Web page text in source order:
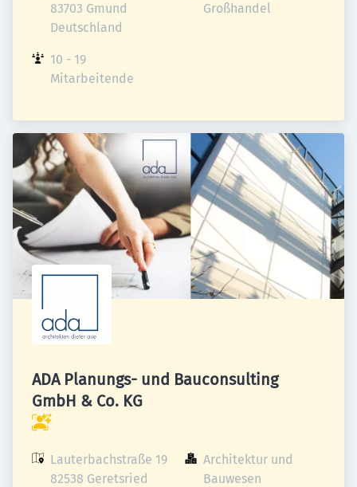
83703 Gmund
Deutschland
Großhandel
10 - 19
Mitarbeitende
ADA Planungs- und Bauconsulting
GmbH & Co. KG
Lauterbachstraße 19
82538 Geretsried
Architektur und
Bauwesen